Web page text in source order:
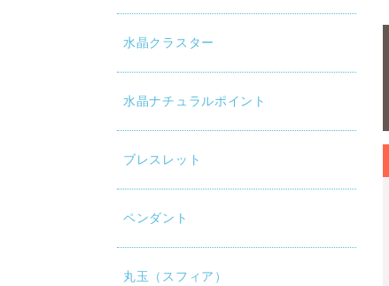
水晶クラスター
水晶ナチュラルポイント
ブレスレット
ペンダント
丸玉（スフィア）